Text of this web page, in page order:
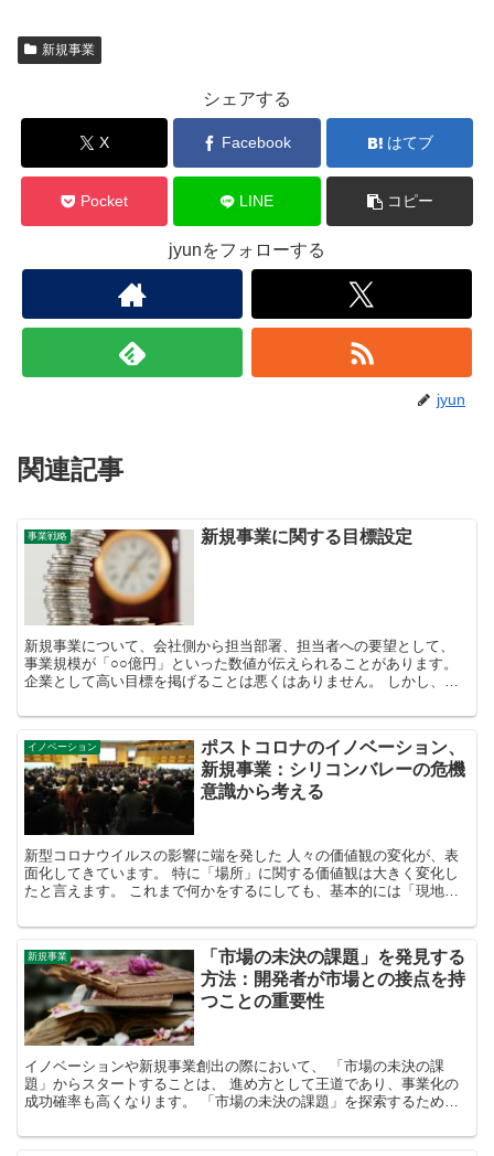
新規事業
シェアする
X Facebook はてブ
Pocket LINE コピー
jyunをフォローする
jyun
関連記事
事業戦略 新規事業に関する目標設定
新規事業について、会社側から担当部署、担当者への要望として、
事業規模が「○○億円」といった数値が伝えられることがあります。
企業として高い目標を掲げることは悪くはありません。 しかし、現
イノベーション
ポストコロナのイノベーション、
新規事業：シリコンバレーの危機
意識から考える
新型コロナウイルスの影響に端を発した 人々の価値観の変化が、表
面化してきています。 特に「場所」に関する価値観は大きく変化し
たと言えます。 これまで何かをするにしても、基本的には「現地に
新規事業
「市場の未決の課題」を発見する
方法：開発者が市場との接点を持
つことの重要性
イノベーションや新規事業創出の際において、 「市場の未決の課
題」からスタートすることは、 進め方として王道であり、事業化の
成功確率も高くなります。 「市場の未決の課題」を探索するために